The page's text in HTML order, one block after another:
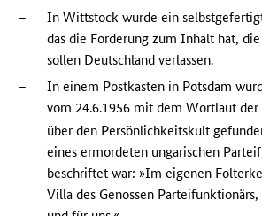
–
In Wittstock wurde ein
das die Forderung zum Inhalt hat,
sollen Deutschland verlassen.
–
In einem Postkasten in Potsdam
vom 24.6.1956 mit dem Wortlaut der
über den Persönlichkeitskult
eines ermordeten ungarischen
beschriftet war: »Im eigenen
Villa des Genossen